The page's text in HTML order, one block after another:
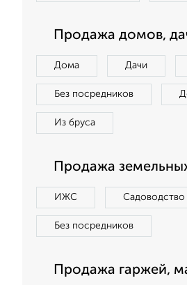
Продажа домов,
Дома Дачи
Без посредников
Из бруса
Продажа
ИЖС Садоводство
Без посредников
Продажа гаржей,